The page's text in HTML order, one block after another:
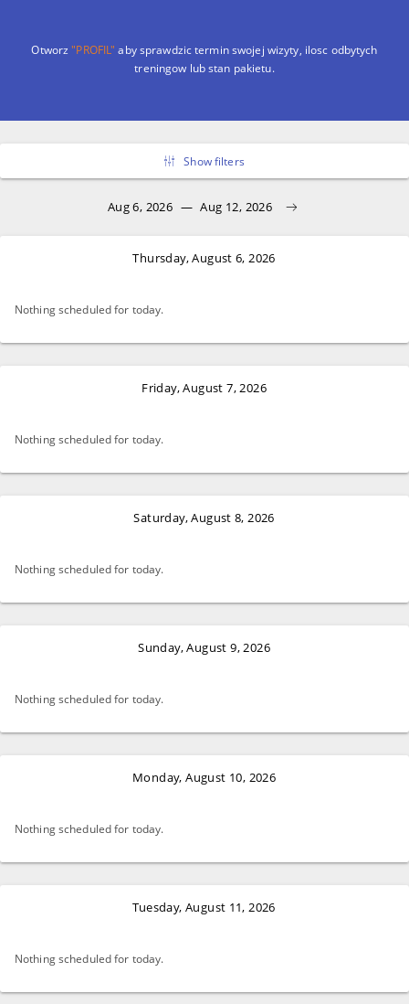
Otworz"PROFIL" aby sprawdzic termin swojej wizyty, ilosc odbytych
treningow lub stan pakietu.
Show filters
Aug 6, 2026 — Aug 12, 2026
Thursday, August 6, 2026
Nothing scheduled for today.
Friday, August 7, 2026
Nothing scheduled for today.
Saturday, August 8, 2026
Nothing scheduled for today.
Sunday, August 9, 2026
Nothing scheduled for today.
Monday, August 10, 2026
Nothing scheduled for today.
Tuesday, August 11, 2026
Nothing scheduled for today.